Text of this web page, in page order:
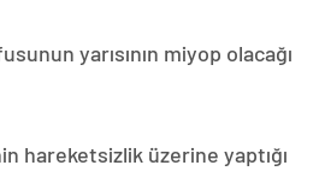
yarısının miyop olacağı
hareketsizlik üzerine yaptığı